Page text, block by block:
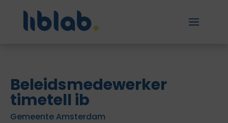
Beleidsmedewerker
timetell ib
Gemeente Amsterdam